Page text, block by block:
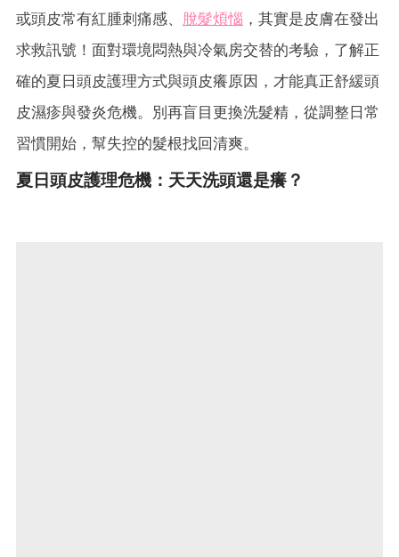
或頭皮常有紅腫刺痛感、 脫髮煩惱 ，其實是皮膚在發出
求救訊號！面對環境悶熱與冷氣房交替的考驗，了解正
確的夏日頭皮護理方式與頭皮癢原因，才能真正舒緩頭
皮濕疹與發炎危機。別再盲目更換洗髮精，從調整日常
習慣開始，幫失控的髮根找回清爽。
夏日頭皮護理危機：天天洗頭還是癢？